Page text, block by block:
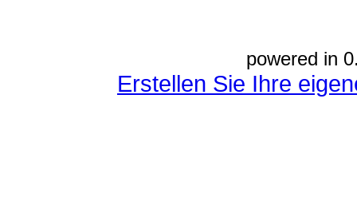
powered in
Erstellen Sie Ihre